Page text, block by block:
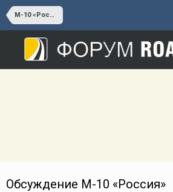
М-10 «Россия»
Обсуждение М-10 «Россия»